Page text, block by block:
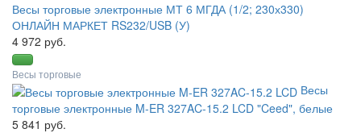
Весы торговые электронные МТ 6 МГДА (1/2; 230х330)
ОНЛАЙН МАРКЕТ RS232/USB (У)
4 972 руб.
Весы торговые
Весы
торговые электронные M-ER 327AC-15.2 LCD "Ceed", белые
5 841 руб.